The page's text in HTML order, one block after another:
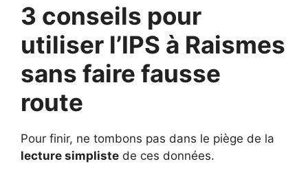
3 conseils pour
utiliser l’IPS à Raismes
sans faire fausse
route
Pour finir, ne tombons pas dans le piège de la
lecture simpliste de ces données.